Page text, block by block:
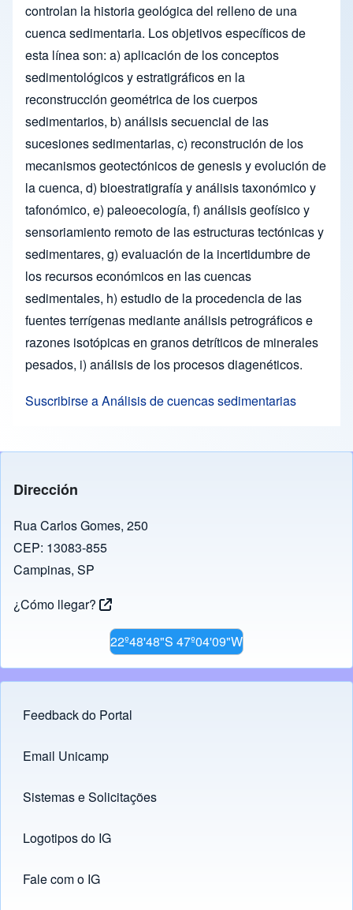
controlan la historia geológica del relleno de una
cuenca sedimentaria. Los objetivos específicos de
esta línea son: a) aplicación de los conceptos
sedimentológicos y estratigráficos en la
reconstrucción geométrica de los cuerpos
sedimentarios, b) análisis secuencial de las
sucesiones sedimentarias, c) reconstrución de los
mecanismos geotectónicos de genesis y evolución de
la cuenca, d) bioestratigrafía y análisis taxonómico y
tafonómico, e) paleoecología, f) análisis geofísico y
sensoriamiento remoto de las estructuras tectónicas y
sedimentares, g) evaluación de la incertidumbre de
los recursos económicos en las cuencas
sedimentales, h) estudio de la procedencia de las
fuentes terrígenas mediante análisis petrográficos e
razones isotópicas en granos detríticos de minerales
pesados, i) análisis de los procesos diagenéticos.
Suscribirse a Análisis de cuencas sedimentarias
Dirección
Rua Carlos Gomes, 250
CEP: 13083-855
Campinas, SP
¿Cómo llegar?
22º48'48"S 47º04'09"W
Footer menu
Feedback do Portal
Links
Email Unicamp
(opens in new tab)
Sistemas e Solicitações
(opens in new tab)
Logotipos do IG
(opens in new tab)
Fale com o IG